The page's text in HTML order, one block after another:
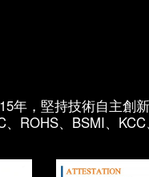
，堅持技術自主創新
ROHS、BSMI、KCC